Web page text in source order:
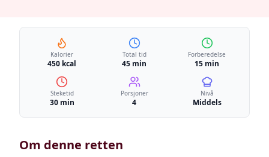
Kalorier
450 kcal
Total tid
45 min
Forberedelse
15 min
Steketid
30 min
Porsjoner
4
Nivå
Middels
Om denne retten